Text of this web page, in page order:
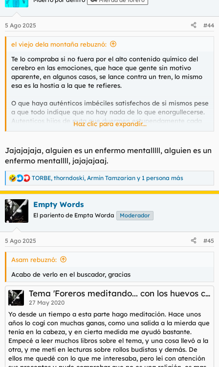
i
e
s
5 Ago 2025 #44
el viejo dela montaña rebuznó:
Te lo compraba si no fuera por el alto contenido químico del
cerebro en las emociones, que hace que gente sin motivo
aparente, en algunos casos, se lance contra un tren, lo mismo
esa es la hostia a la que te refieres.
O que haya auténticos imbéciles satisfechos de si mismos pese
a que todo indique que no hay nada de lo que enorgullecerse.
Autenticos hijos de puta que duermen estupendamente cada
noche y otros por olvidarse saludar ya no puedan dormir
La fobia social es una situación extrema de timidez en
situaciones concretas, igual que todos tenemos miedo a la
altura, para algunos es tan extremo que llega ser bastante
limitante.
La exposición a esas situaciones para un fóbico, puede ser
beneficiosa o en muchos casos agudizar aún más la fobia.
Tira el palillo al salir
Haz clic para expandir...
Jajajajaja, alguien es un enfermo mentalllll, alguien es un
enfermo mentallll, jajajajaaj.
R
e
a
c
c
i
e
s
TORBE, thorndoski, Armin Tamzarian y 1 persona más
Empty Words
El pariento de Empta Worda Moderador
5 Ago 2025 #45
Asam rebuznó:
Acabo de verlo en el buscador, gracias
Tema 'Foreros meditando... con los huevos colgando.'
27 May 2020
Yo desde un tiempo a esta parte hago meditación. Hace unos
años lo cogí con muchas ganas, como una salida a la mierda que
tenía en la cabeza, y en cierta medida me ayudó bastante.
Empecé a leer muchos libros sobre el tema, y una cosa llevó a la
otra, y me metí en lecturas sobre rollos budistas y demás. De
ellos me quedé con lo que me interesaba, pero leí con atención